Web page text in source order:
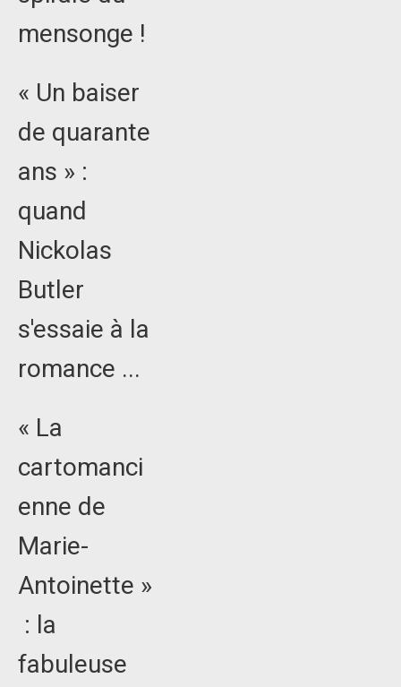
mensonge !
« Un baiser
de quarante
ans » :
quand
Nickolas
Butler
s'essaie à la
romance ...
« La
cartomanci
enne de
Marie-
Antoinette »
: la
fabuleuse